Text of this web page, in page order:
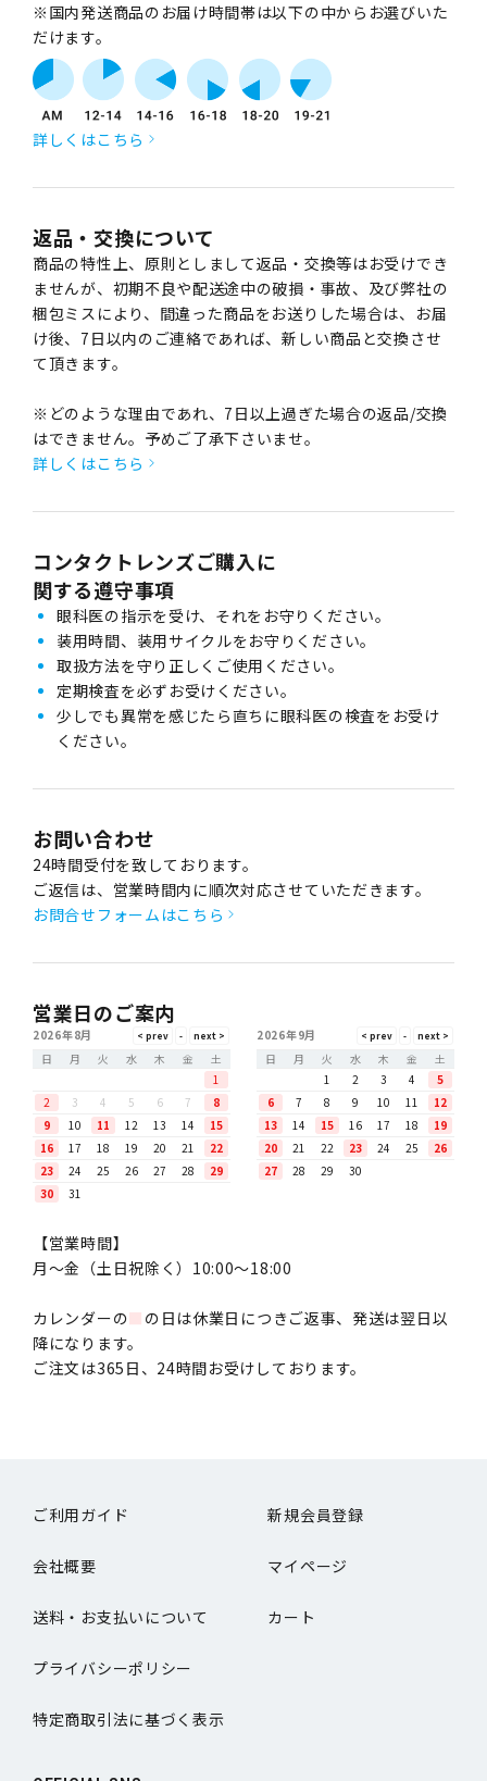
※国内発送商品のお届け時間帯は以下の中からお選びいた
だけます。
詳しくはこちら
返品・交換について
商品の特性上、原則としまして返品・交換等はお受けでき
ませんが、初期不良や配送途中の破損・事故、及び弊社の
梱包ミスにより、間違った商品をお送りした場合は、お届
け後、7日以内のご連絡であれば、新しい商品と交換させ
て頂きます。
※どのような理由であれ、7日以上過ぎた場合の返品/交換
はできません。予めご了承下さいませ。
詳しくはこちら
コンタクトレンズご購入に
関する遵守事項
眼科医の指示を受け、それをお守りください。
装用時間、装用サイクルをお守りください。
取扱方法を守り正しくご使用ください。
定期検査を必ずお受けください。
少しでも異常を感じたら直ちに眼科医の検査をお受け
ください。
お問い合わせ
24時間受付を致しております。
ご返信は、営業時間内に順次対応させていただきます。
お問合せフォームはこちら
営業日のご案内
2026年8月
日
月 火 水 木 金
土
1
2
3 4 5 6 7
8
9
10 11 12 13 14
15
16
17 18 19 20 21
22
23
24 25 26 27 28
29
30
31
2026年9月
日
月 火 水 木 金
土
1
2 3 4
5
6
7 8 9 10 11
12
13
14 15 16 17 18
19
20
21 22 23 24 25
26
27
28 29 30
【営業時間】
月〜金（土日祝除く）10:00～18:00
カレンダーの■ の日は休業日につきご返事、発送は翌日以
降になります。
ご注文は365日、24時間お受けしております。
ご利用ガイド 新規会員登録
会社概要 マイページ
送料・お支払いについて カート
プライバシーポリシー
特定商取引法に基づく表示